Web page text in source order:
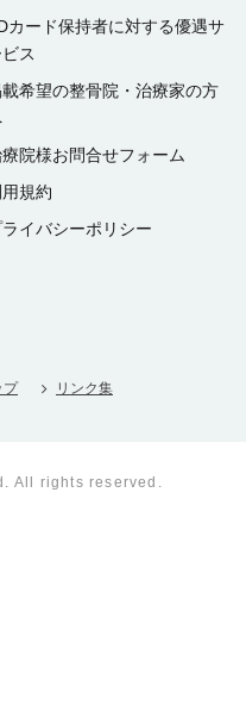
カード保持者に対する優遇サ
ス
希望の整⾻院・治療家の⽅
院様お問合せフォーム
規約
ライバシーポリシー
プ リンク集
All rights reserved.